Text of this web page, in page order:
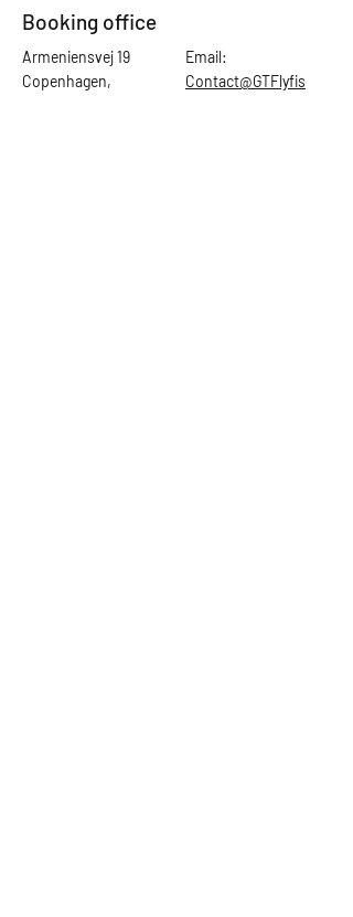
Booking office
Armeniensvej 19
Copenhagen,
Email:
Contact@GTFlyfis